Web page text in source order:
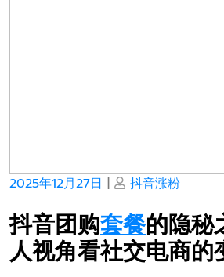
Posted
2025年12月27日 | Posted
抖音涨粉
抖音团购套餐的隐秘
人视角看社交电商的